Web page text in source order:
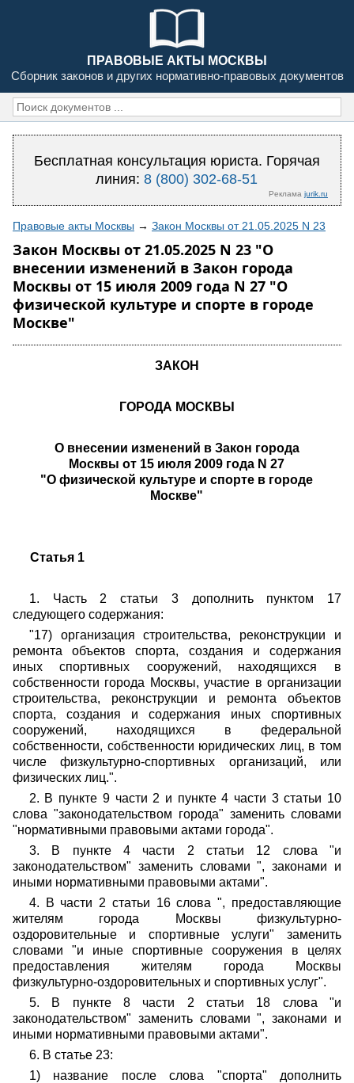
ПРАВОВЫЕ АКТЫ МОСКВЫ
Сборник законов и других нормативно-правовых документов
Бесплатная консультация юриста. Горячая
линия:8 (800) 302-68-51
Реклама jurik.ru
Правовые акты Москвы → Закон Москвы от 21.05.2025 N 23
Закон Москвы от 21.05.2025 N 23 "О
внесении изменений в Закон города
Москвы от 15 июля 2009 года N 27 "О
физической культуре и спорте в городе
Москве"
ЗАКОН
ГОРОДА МОСКВЫ
О внесении изменений в Закон города
Москвыот 15 июля 2009 года N 27
"О физической культуре и спорте в городе
Москве"
Статья 1
1. Часть 2 статьи 3 дополнить пунктом 17
следующего содержания:
"17) организация строительства, реконструкции и
ремонта объектов спорта, создания и содержания
иных спортивных сооружений, находящихся в
собственности города Москвы, участие в организации
строительства, реконструкции и ремонта объектов
спорта, создания и содержания иных спортивных
сооружений, находящихся в федеральной
собственности, собственности юридических лиц, в том
числе физкультурно-спортивных организаций, или
физических лиц.".
2. В пункте 9 части 2 и пункте 4 части 3 статьи 10
слова "законодательством города" заменить словами
"нормативными правовыми актами города".
3. В пункте 4 части 2 статьи 12 слова "и
законодательством" заменить словами ", законами и
иными нормативными правовыми актами".
4. В части 2 статьи 16 слова ", предоставляющие
жителям города Москвы физкультурно-
оздоровительные и спортивные услуги" заменить
словами "и иные спортивные сооружения в целях
предоставления жителям города Москвы
физкультурно-оздоровительных и спортивных услуг".
5. В пункте 8 части 2 статьи 18 слова "и
законодательством" заменить словами ", законами и
иными нормативными правовыми актами".
6. В статье 23:
1) название после слова "спорта" дополнить